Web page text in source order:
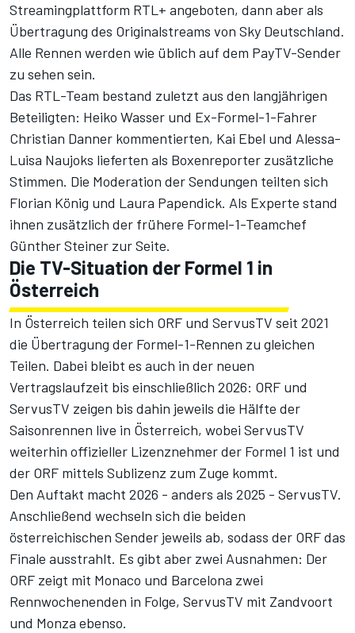
Streamingplattform RTL+ angeboten, dann aber als
Übertragung des Originalstreams von Sky Deutschland.
Alle Rennen werden wie üblich auf dem PayTV-Sender
zu sehen sein.
Das RTL-Team bestand zuletzt aus den langjährigen
Beteiligten: Heiko Wasser und Ex-Formel-1-Fahrer
Christian Danner kommentierten, Kai Ebel und Alessa-
Luisa Naujoks lieferten als Boxenreporter zusätzliche
Stimmen. Die Moderation der Sendungen teilten sich
Florian König und Laura Papendick. Als Experte stand
ihnen zusätzlich der frühere Formel-1-Teamchef
Günther Steiner zur Seite.
Die TV-Situation der Formel 1 in
Österreich
In Österreich teilen sich ORF und ServusTV seit 2021
die Übertragung der Formel-1-Rennen zu gleichen
Teilen. Dabei bleibt es auch in der neuen
Vertragslaufzeit bis einschließlich 2026: ORF und
ServusTV zeigen bis dahin jeweils die Hälfte der
Saisonrennen live in Österreich, wobei ServusTV
weiterhin offizieller Lizenznehmer der Formel 1 ist und
der ORF mittels Sublizenz zum Zuge kommt.
Den Auftakt macht 2026 - anders als 2025 - ServusTV.
Anschließend wechseln sich die beiden
österreichischen Sender jeweils ab, sodass der ORF das
Finale ausstrahlt. Es gibt aber zwei Ausnahmen: Der
ORF zeigt mit Monaco und Barcelona zwei
Rennwochenenden in Folge, ServusTV mit Zandvoort
und Monza ebenso.